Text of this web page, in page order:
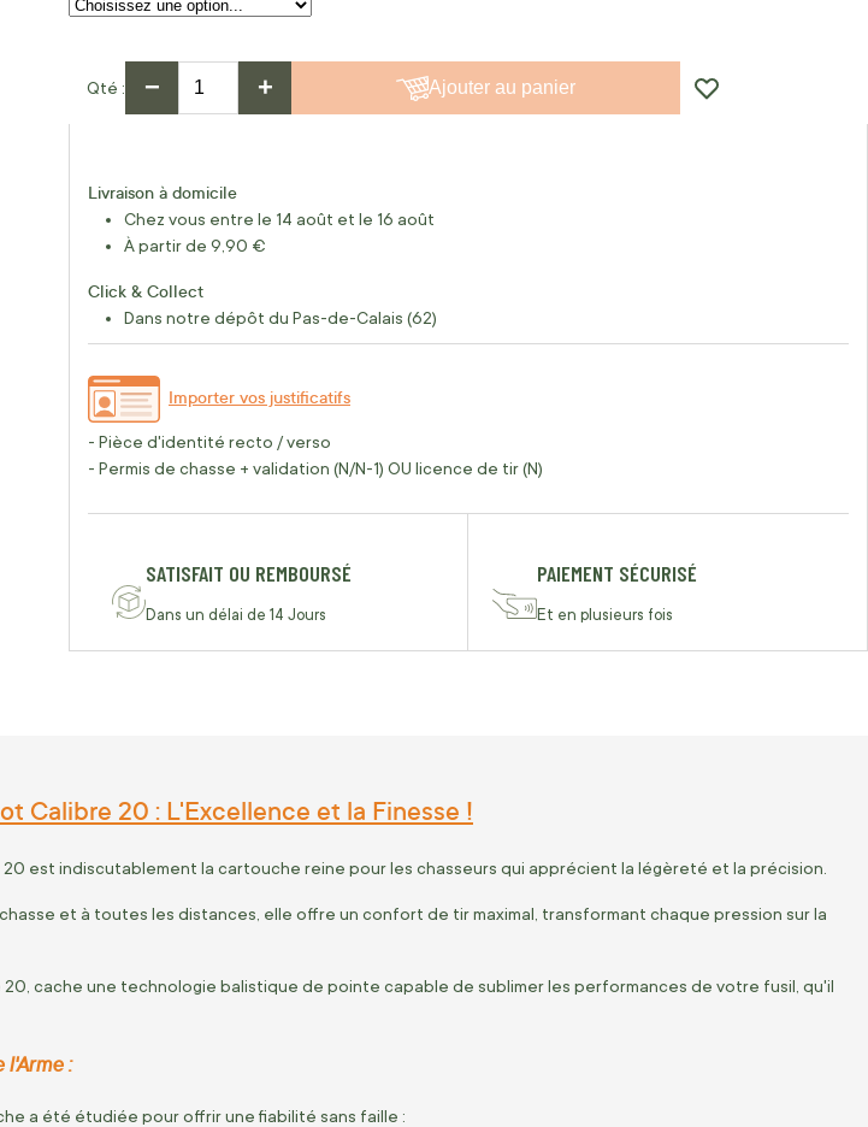
Qté − + Ajouter au panier
Livraison à domicile
Chez vous entre le 14 août et le 16 août
À partir de 9,90 €
Click & Collect
Dans notre dépôt du Pas-de-Calais (62)
Importer vos justificatifs
- Pièce d'identité recto / verso
- Permis de chasse + validation (N/N-1) OU licence de tir (N)
SATISFAIT OU REMBOURSÉ
Dans un délai de 14 Jours
PAIEMENT SÉCURISÉ
Et en plusieurs fois
Calibre 20 : L'Excellence et la Finesse !
20 est indiscutablement la cartouche reine pour les chasseurs qui apprécient la légèreté et la précision.
et à toutes les distances, elle offre un confort de tir maximal, transformant chaque pression sur la
cache une technologie balistique de pointe capable de sublimer les performances de votre fusil, qu'il
:
a été étudiée pour offrir une fiabilité sans faille :